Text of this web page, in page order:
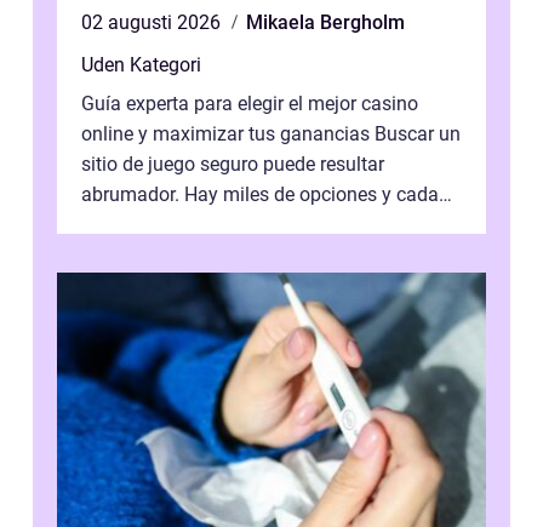
02 augusti 2026
Mikaela Bergholm
Uden Kategori
Guía experta para elegir el mejor casino
online y maximizar tus ganancias Buscar un
sitio de juego seguro puede resultar
abrumador. Hay miles de opciones y cada